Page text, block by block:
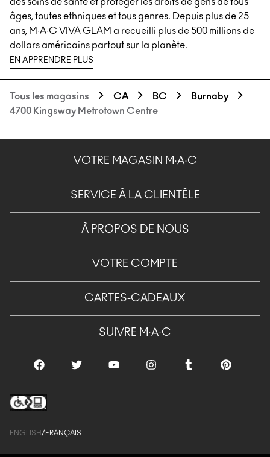
âges, toutes ethniques et tous genres. Depuis plus de 25
ans, M·A·C VIVA GLAM a recueilli plus de 500 millions de
dollars américains partout sur la planète.
EN APPRENDRE PLUS
Tous les magasins CA BC
Burnaby
4700 Kingsway Metrotown Centre
VOTRE MAGASIN M·A·C
SERVICE À LA CLIENTÈLE
À PROPOS DE NOUS
VOTRE COMPTE
CARTES-CADEAUX
SUIVRE M·A·C
ENGLISH /FRANÇAIS